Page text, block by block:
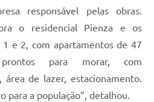
responsável pelas obras.
o residencial Pienza e os
1 e 2, com apartamentos de 47
para morar, com
de lazer, estacionamento.
para a população”, detalhou.